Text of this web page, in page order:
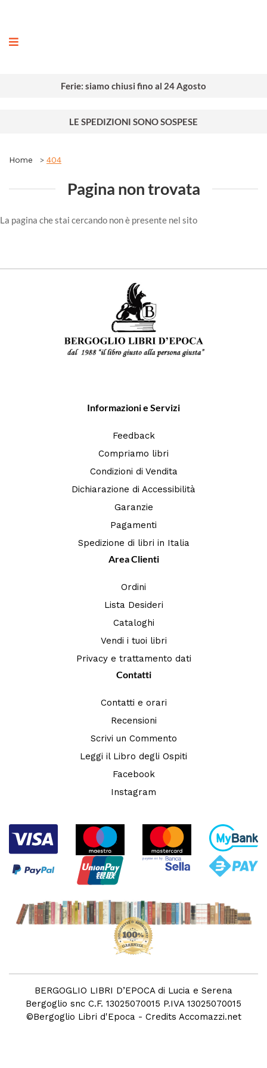
Ferie: siamo chiusi fino al 24 Agosto
LE SPEDIZIONI SONO SOSPESE
Home 404
Pagina non trovata
La pagina che stai cercando non è presente nel sito
Informazioni e Servizi
Feedback
Compriamo libri
Condizioni di Vendita
Dichiarazione di Accessibilità
Garanzie
Pagamenti
Spedizione di libri in Italia
Area Clienti
Ordini
Lista Desideri
Cataloghi
Vendi i tuoi libri
Privacy e trattamento dati
Contatti
Contatti e orari
Recensioni
Scrivi un Commento
Leggi il Libro degli Ospiti
Facebook
Instagram
BERGOGLIO LIBRI D’EPOCA di Lucia e Serena
Bergoglio snc C.F. 13025070015 P.IVA 13025070015
©Bergoglio Libri d'Epoca - Credits Accomazzi.net